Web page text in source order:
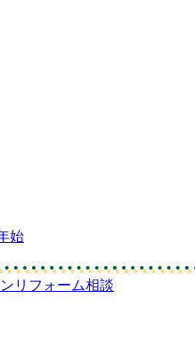
始
リフォーム相談